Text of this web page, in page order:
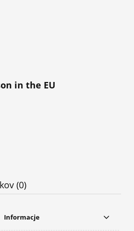
in the EU
(0)
Informacje